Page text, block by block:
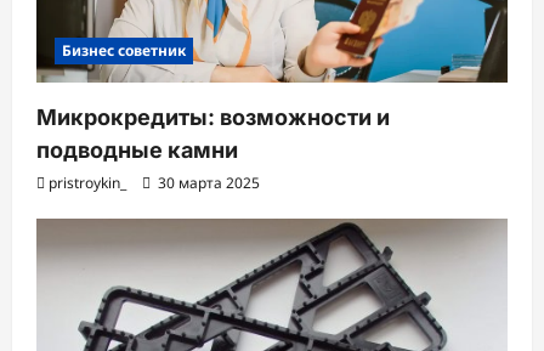
Бизнес советник
Микрокредиты: возможности и
подводные камни
pristroykin_ 30 марта 2025